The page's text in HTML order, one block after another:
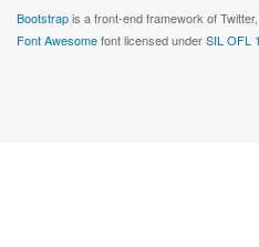
Bootstrapis a front-end framework of
Font Awesomefont licensed underSIL OFL